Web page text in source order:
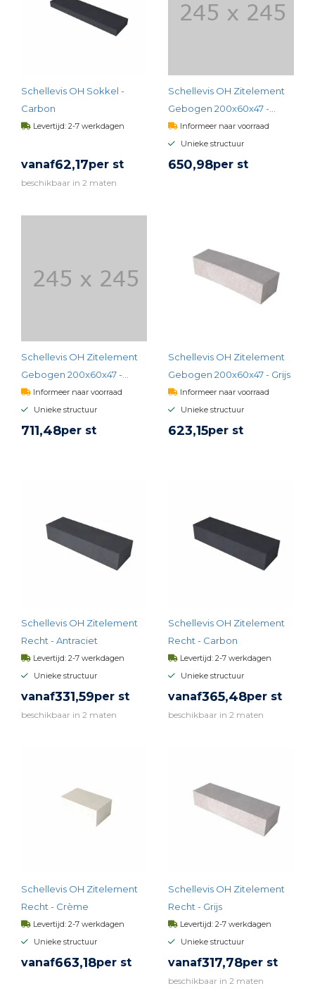
Schellevis OH Sokkel -
Carbon
Levertijd: 2-7 werkdagen
vanaf62,17per st
beschikbaar in 2 maten
Schellevis OH Zitelement
Gebogen 200x60x47 -
Antraciet
Informeer naar voorraad
Unieke structuur
650,98per st
Schellevis OH Zitelement
Gebogen 200x60x47 -
Carbon
Informeer naar voorraad
Unieke structuur
711,48per st
Schellevis OH Zitelement
Gebogen 200x60x47 - Grijs
Informeer naar voorraad
Unieke structuur
623,15per st
Schellevis OH Zitelement
Recht - Antraciet
Levertijd: 2-7 werkdagen
Unieke structuur
vanaf331,59per st
beschikbaar in 2 maten
Schellevis OH Zitelement
Recht - Carbon
Levertijd: 2-7 werkdagen
Unieke structuur
vanaf365,48per st
beschikbaar in 2 maten
Schellevis OH Zitelement
Recht - Crème
Levertijd: 2-7 werkdagen
Unieke structuur
vanaf663,18per st
Schellevis OH Zitelement
Recht - Grijs
Levertijd: 2-7 werkdagen
Unieke structuur
vanaf317,78per st
beschikbaar in 2 maten